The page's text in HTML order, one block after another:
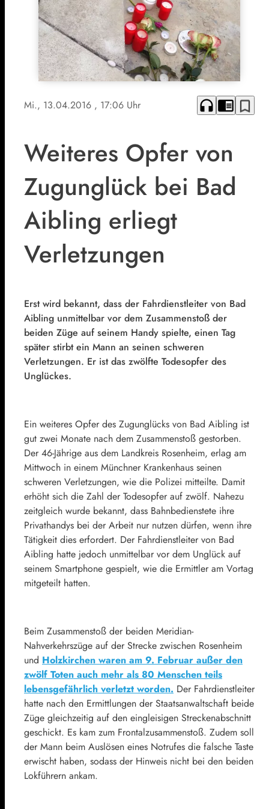
Mi., 13.04.2016 , 17:06 Uhr headphones chrome_reader_mode bookmark_border
Weiteres Opfer von
Zugunglück bei Bad
Aibling erliegt
Verletzungen
Erst wird bekannt, dass der Fahrdienstleiter von Bad
Aibling unmittelbar vor dem Zusammenstoß der
beiden Züge auf seinem Handy spielte, einen Tag
später stirbt ein Mann an seinen schweren
Verletzungen. Er ist das zwölfte Todesopfer des
Unglückes.
Ein weiteres Opfer des Zugunglücks von Bad Aibling ist
gut zwei Monate nach dem Zusammenstoß gestorben.
Der 46-Jährige aus dem Landkreis Rosenheim, erlag am
Mittwoch in einem Münchner Krankenhaus seinen
schweren Verletzungen, wie die Polizei mitteilte. Damit
erhöht sich die Zahl der Todesopfer auf zwölf. Nahezu
zeitgleich wurde bekannt, dass Bahnbedienstete ihre
Privathandys bei der Arbeit nur nutzen dürfen, wenn ihre
Tätigkeit dies erfordert. Der Fahrdienstleiter von Bad
Aibling hatte jedoch unmittelbar vor dem Unglück auf
seinem Smartphone gespielt, wie die Ermittler am Vortag
mitgeteilt hatten.
Beim Zusammenstoß der beiden Meridian-
Nahverkehrszüge auf der Strecke zwischen Rosenheim
und Holzkirchen waren am 9. Februar außer den
zwölf Toten auch mehr als 80 Menschen teils
lebensgefährlich verletzt worden. Der Fahrdienstleiter
hatte nach den Ermittlungen der Staatsanwaltschaft beide
Züge gleichzeitig auf den eingleisigen Streckenabschnitt
geschickt. Es kam zum Frontalzusammenstoß. Zudem soll
der Mann beim Auslösen eines Notrufes die falsche Taste
erwischt haben, sodass der Hinweis nicht bei den beiden
Lokführern ankam.